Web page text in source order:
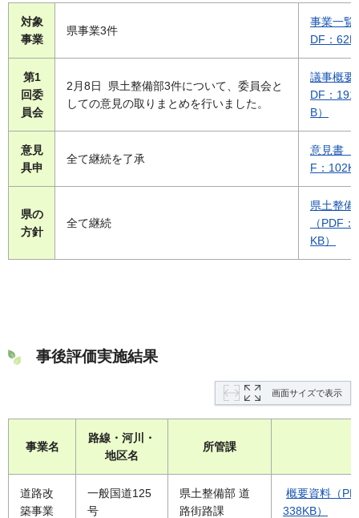
対象
事業
県事業3件
事業一覧
DF：
第1
回委
員会
2月8日 県土整備部3件について、委員会と
しての意見の取りまとめを行いました。
議事概要
DF：
B）
意見
具申
全て継続を了承
意見書（
F：
県の
方針
全て継続
県土整備
（PDF
KB）
事後評価実施結果
画面サイズで表示
事業名
路線・河川・
地区名
所管課
道路改
築事業
一般国道125
号
県土整備部 道
路街路課
概要資料（
338KB）